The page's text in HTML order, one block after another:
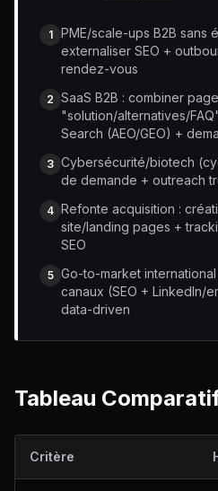
1
PME/scale-ups B2B sans
externaliser SEO +
rendez-vous
2 SaaS B2B : combiner
"solution/alternatives/
Search (AEO/GEO) +
3 Cybersécurité/biotech
de demande + outreach
4 Refonte acquisition :
site/landing pages +
SEO
5 Go-to-market
canaux (SEO + LinkedIn/
data-driven
Tableau
Critère